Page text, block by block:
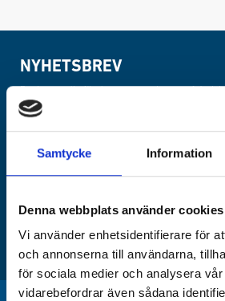
Samtycke Information
Denna webbplats använder cookies
Vi använder enhetsidentifierare för
och annonserna till användarna,
för sociala medier och analysera
vidarebefordrar även sådana
NYHETSBREV
Jag accepterar hantering av